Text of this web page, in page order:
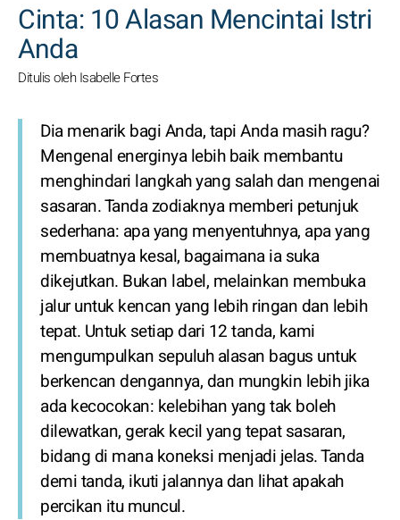
Cinta: 10 Alasan Mencintai Istri
Anda
Ditulis oleh Isabelle Fortes
Dia menarik bagi Anda, tapi Anda masih ragu?
Mengenal energinya lebih baik membantu
menghindari langkah yang salah dan mengenai
sasaran. Tanda zodiaknya memberi petunjuk
sederhana: apa yang menyentuhnya, apa yang
membuatnya kesal, bagaimana ia suka
dikejutkan. Bukan label, melainkan membuka
jalur untuk kencan yang lebih ringan dan lebih
tepat. Untuk setiap dari 12 tanda, kami
mengumpulkan sepuluh alasan bagus untuk
berkencan dengannya, dan mungkin lebih jika
ada kecocokan: kelebihan yang tak boleh
dilewatkan, gerak kecil yang tepat sasaran,
bidang di mana koneksi menjadi jelas. Tanda
demi tanda, ikuti jalannya dan lihat apakah
percikan itu muncul.